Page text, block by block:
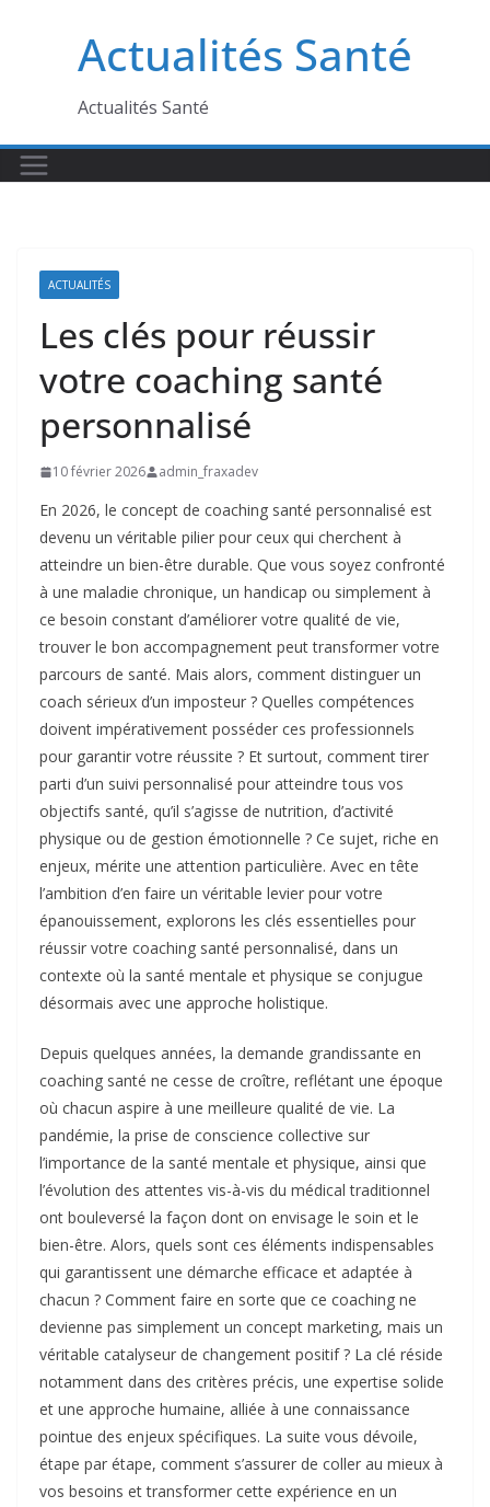
Actualités Santé
Actualités Santé
ACTUALITÉS
Les clés pour réussir
votre coaching santé
personnalisé
10 février 2026 admin_fraxadev
En 2026, le concept de coaching santé personnalisé est
devenu un véritable pilier pour ceux qui cherchent à
atteindre un bien-être durable. Que vous soyez confronté
à une maladie chronique, un handicap ou simplement à
ce besoin constant d’améliorer votre qualité de vie,
trouver le bon accompagnement peut transformer votre
parcours de santé. Mais alors, comment distinguer un
coach sérieux d’un imposteur ? Quelles compétences
doivent impérativement posséder ces professionnels
pour garantir votre réussite ? Et surtout, comment tirer
parti d’un suivi personnalisé pour atteindre tous vos
objectifs santé, qu’il s’agisse de nutrition, d’activité
physique ou de gestion émotionnelle ? Ce sujet, riche en
enjeux, mérite une attention particulière. Avec en tête
l’ambition d’en faire un véritable levier pour votre
épanouissement, explorons les clés essentielles pour
réussir votre coaching santé personnalisé, dans un
contexte où la santé mentale et physique se conjugue
désormais avec une approche holistique.
Depuis quelques années, la demande grandissante en
coaching santé ne cesse de croître, reflétant une époque
où chacun aspire à une meilleure qualité de vie. La
pandémie, la prise de conscience collective sur
l’importance de la santé mentale et physique, ainsi que
l’évolution des attentes vis-à-vis du médical traditionnel
ont bouleversé la façon dont on envisage le soin et le
bien-être. Alors, quels sont ces éléments indispensables
qui garantissent une démarche efficace et adaptée à
chacun ? Comment faire en sorte que ce coaching ne
devienne pas simplement un concept marketing, mais un
véritable catalyseur de changement positif ? La clé réside
notamment dans des critères précis, une expertise solide
et une approche humaine, alliée à une connaissance
pointue des enjeux spécifiques. La suite vous dévoile,
étape par étape, comment s’assurer de coller au mieux à
vos besoins et transformer cette expérience en un